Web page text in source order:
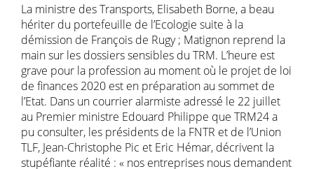
La ministre des Transports, Elisabeth Borne, a beau
hériter du portefeuille de l’Ecologie suite à la
démission de François de Rugy ; Matignon reprend la
main sur les dossiers sensibles du TRM. L’heure est
grave pour la profession au moment où le projet de loi
de finances 2020 est en préparation au sommet de
l’Etat. Dans un courrier alarmiste adressé le 22 juillet
au Premier ministre Edouard Philippe que TRM24 a
pu consulter, les présidents de la FNTR et de l’Union
TLF, Jean-Christophe Pic et Eric Hémar, décrivent la
stupéfiante réalité : « nos entreprises nous demandent